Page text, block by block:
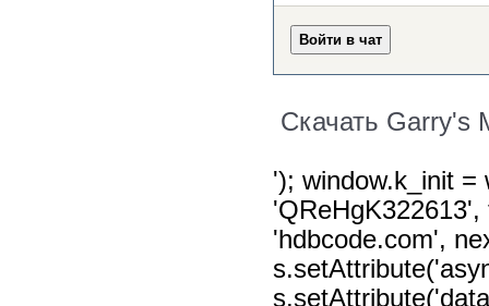
Скачать Garry's
'); window.k_init =
'hdbcode.com',